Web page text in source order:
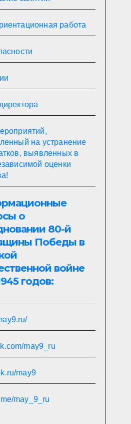
работа
на устранение
выявленных в
оценки
о
80-й
Победы в
войне
годов:
may9_ru
may9
may_9_ru